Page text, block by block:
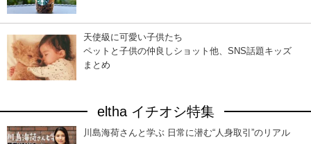
天使級に可愛い子供たち
ペットと子供の仲良しショット他、SNS話題キッズ
まとめ
eltha イチオシ特集
川島海荷さんと学ぶ 日常に潜む“人身取引”のリアル